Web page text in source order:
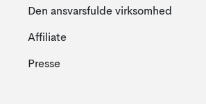
Den ansvarsfulde virksomhed
Affiliate
Presse